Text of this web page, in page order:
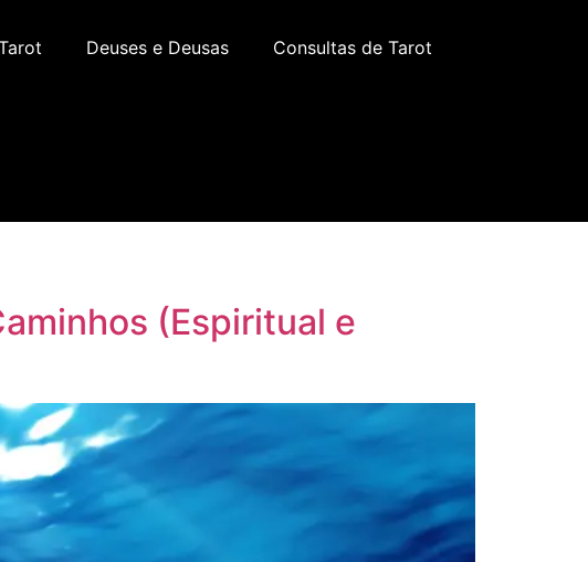
Deuses e Deusas Consultas de Tarot
(Espiritual e